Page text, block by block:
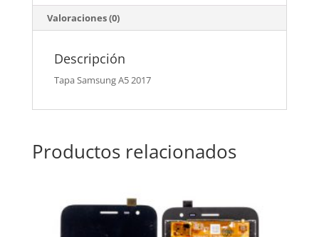
Valoraciones (0)
Descripción
Tapa Samsung A5 2017
Productos relacionados